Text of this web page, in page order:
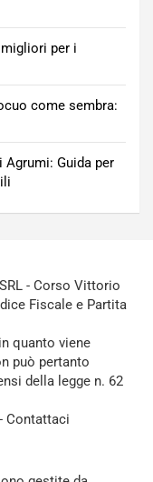
per i
come sembra:
Guida per
- Corso Vittorio
Fiscale e Partita
quanto viene
può pertanto
della legge n. 62
Contattaci